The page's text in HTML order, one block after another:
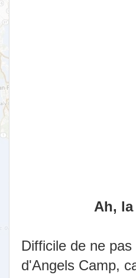
Ah,
Difficile de ne
d'Angels Camp,